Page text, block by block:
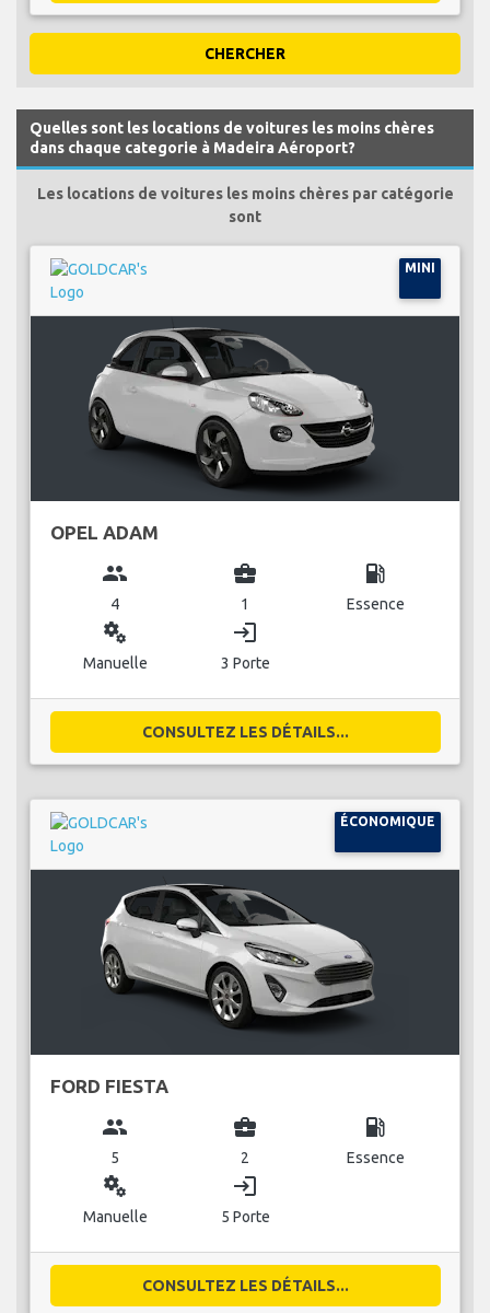
CHERCHER
Quelles sont les locations de voitures les moins chères
dans chaque categorie à Madeira Aéroport?
Les locations de voitures les moins chères par catégorie
sont
MINI
OPEL ADAM
group
4
business_center
1
local_gas_station
Essence
miscellaneous_services
Manuelle
login
3 Porte
CONSULTEZ LES DÉTAILS...
ÉCONOMIQUE
FORD FIESTA
group
5
business_center
2
local_gas_station
Essence
miscellaneous_services
Manuelle
login
5 Porte
CONSULTEZ LES DÉTAILS...